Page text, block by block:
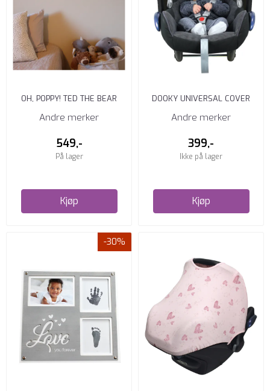
OH, POPPY! TED THE BEAR
WALL LAMP
Andre merker
549,-
På lager
Kjøp
DOOKY UNIVERSAL COVER
WINTER WITH REFLECTIVE ...
Andre merker
399,-
Ikke på lager
Kjøp
-30%